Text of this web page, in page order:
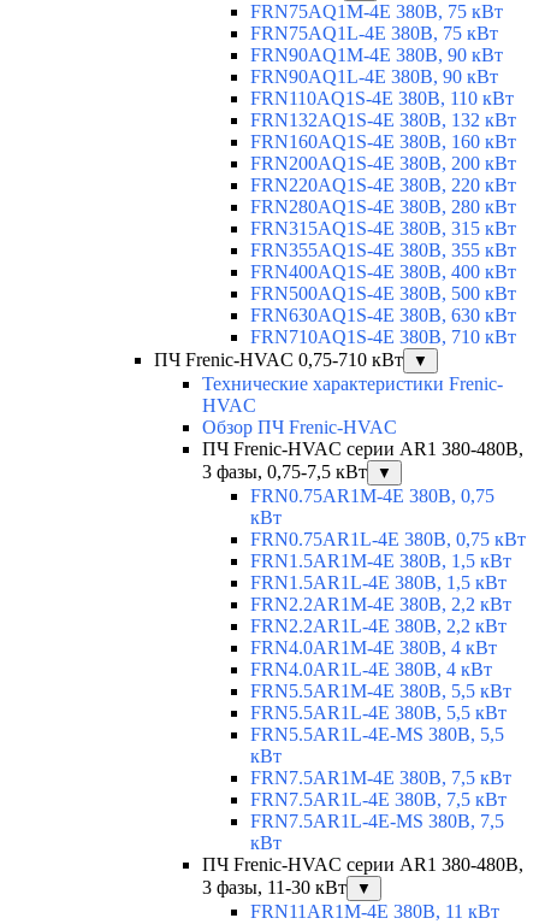
FRN75AQ1M-4E 380В, 75 кВт
FRN75AQ1L-4E 380В, 75 кВт
FRN90AQ1M-4E 380В, 90 кВт
FRN90AQ1L-4E 380В, 90 кВт
FRN110AQ1S-4E 380В, 110 кВт
FRN132AQ1S-4E 380В, 132 кВт
FRN160AQ1S-4E 380В, 160 кВт
FRN200AQ1S-4E 380В, 200 кВт
FRN220AQ1S-4E 380В, 220 кВт
FRN280AQ1S-4E 380В, 280 кВт
FRN315AQ1S-4E 380В, 315 кВт
FRN355AQ1S-4E 380В, 355 кВт
FRN400AQ1S-4E 380В, 400 кВт
FRN500AQ1S-4E 380В, 500 кВт
FRN630AQ1S-4E 380В, 630 кВт
FRN710AQ1S-4E 380В, 710 кВт
ПЧ Frenic-HVAC 0,75-710 кВт
▼
Технические характеристики Frenic-
HVAC
Обзор ПЧ Frenic-HVAC
ПЧ Frenic-HVAC серии AR1 380-480В,
3 фазы, 0,75-7,5 кВт
▼
FRN0.75AR1M-4E 380В, 0,75
кВт
FRN0.75AR1L-4E 380В, 0,75 кВт
FRN1.5AR1M-4E 380В, 1,5 кВт
FRN1.5AR1L-4E 380В, 1,5 кВт
FRN2.2AR1M-4E 380В, 2,2 кВт
FRN2.2AR1L-4E 380В, 2,2 кВт
FRN4.0AR1M-4E 380В, 4 кВт
FRN4.0AR1L-4E 380В, 4 кВт
FRN5.5AR1M-4E 380В, 5,5 кВт
FRN5.5AR1L-4E 380В, 5,5 кВт
FRN5.5AR1L-4E-MS 380В, 5,5
кВт
FRN7.5AR1M-4E 380В, 7,5 кВт
FRN7.5AR1L-4E 380В, 7,5 кВт
FRN7.5AR1L-4E-MS 380В, 7,5
кВт
ПЧ Frenic-HVAC серии AR1 380-480В,
3 фазы, 11-30 кВт
▼
FRN11AR1M-4E 380В, 11 кВт